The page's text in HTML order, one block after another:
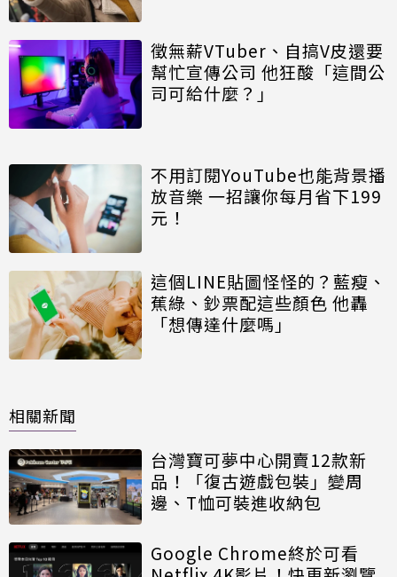
徵無薪VTuber、自搞V皮還要
幫忙宣傳公司 他狂酸「這間公
司可給什麼？」
不用訂閱YouTube也能背景播
放音樂 一招讓你每月省下199
元！
這個LINE貼圖怪怪的？藍瘦、
蕉綠、鈔票配這些顏色 他轟
「想傳達什麼嗎」
相關新聞
台灣寶可夢中心開賣12款新
品！「復古遊戲包裝」變周
邊、T恤可裝進收納包
Google Chrome終於可看